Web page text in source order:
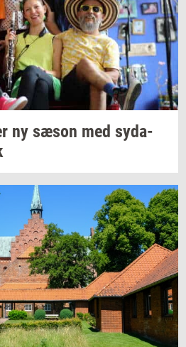
ny sæson med sy­da­